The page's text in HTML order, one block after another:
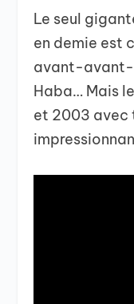
Le seul
en demie est
avant-avant-
Haba… Mais
et 2003 avec